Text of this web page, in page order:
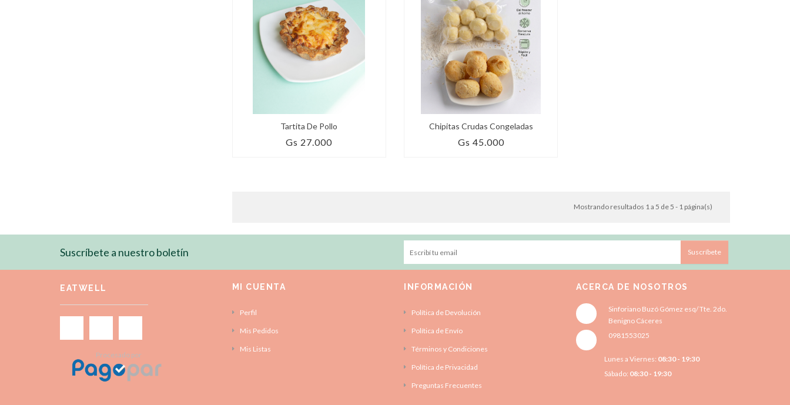
Tartita De Pollo
Gs 27.000
Chipitas Crudas Congeladas
Gs 45.000
Mostrando resultados 1 a 5 de 5 - 1 página(s)
Suscríbete a nuestro boletín Suscríbete
EATWELL
Procesado por
MI CUENTA
Perfil
Mis Pedidos
Mis Listas
INFORMACIÓN
Política de Devolución
Política de Envío
Términos y Condiciones
Política de Privacidad
Preguntas Frecuentes
ACERCA DE NOSOTROS
Sinforiano Buzó Gómez esq/ Tte. 2do.
Benigno Cáceres
0981553025
Lunes a Viernes: 08:30 - 19:30
Sábado: 08:30 - 19:30